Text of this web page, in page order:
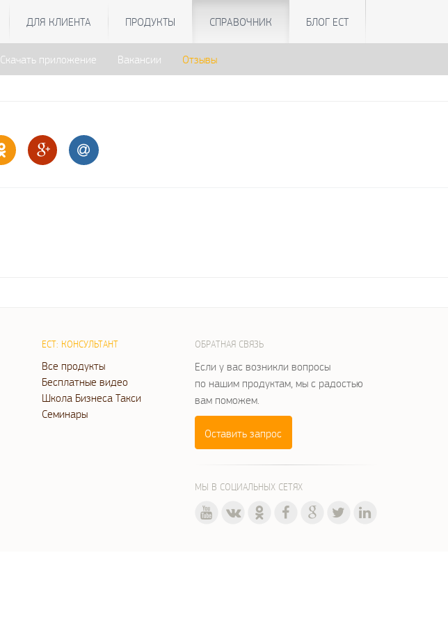
ДЛЯ КЛИЕНТА ПРОДУКТЫ СПРАВОЧНИК БЛОГ ЕСТ
Скачать приложение Вакансии Отзывы
ЕСТ: КОНСУЛЬТАНТ
Все продукты
Бесплатные видео
Школа Бизнеса Такси
Семинары
ОБРАТНАЯ СВЯЗЬ
Если у вас возникли вопросы
по нашим продуктам, мы с радостью
вам поможем.
Оставить запрос
МЫ В СОЦИАЛЬНЫХ СЕТЯХ